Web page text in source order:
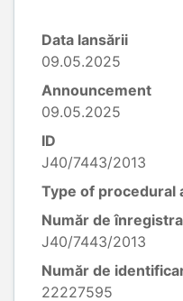
Data lansării
09.05.2025
Announcement
09.05.2025
ID
J40/7443/2013
Type of procedural
Număr de
J40/7443/2013
Număr de
22227595